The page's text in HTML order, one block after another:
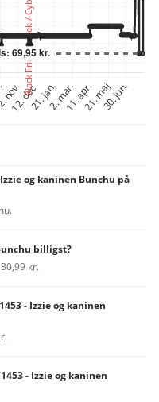
og kaninen Bunchu på
billigst?
kr.
- Izzie og kaninen
- Izzie og kaninen